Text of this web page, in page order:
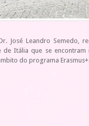
José Leandro Semedo,
Itália que se
do programa